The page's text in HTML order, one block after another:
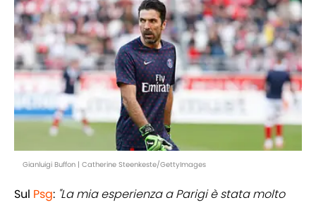
Gianluigi Buffon | Catherine Steenkeste/GettyImages
Sul Psg: "La mia esperienza a Parigi è stata molto